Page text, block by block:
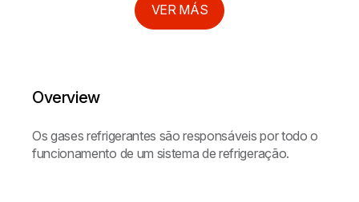
VER MÁS
Overview
Os gases refrigerantes são responsáveis ​​por todo o
funcionamento de um sistema de refrigeração.